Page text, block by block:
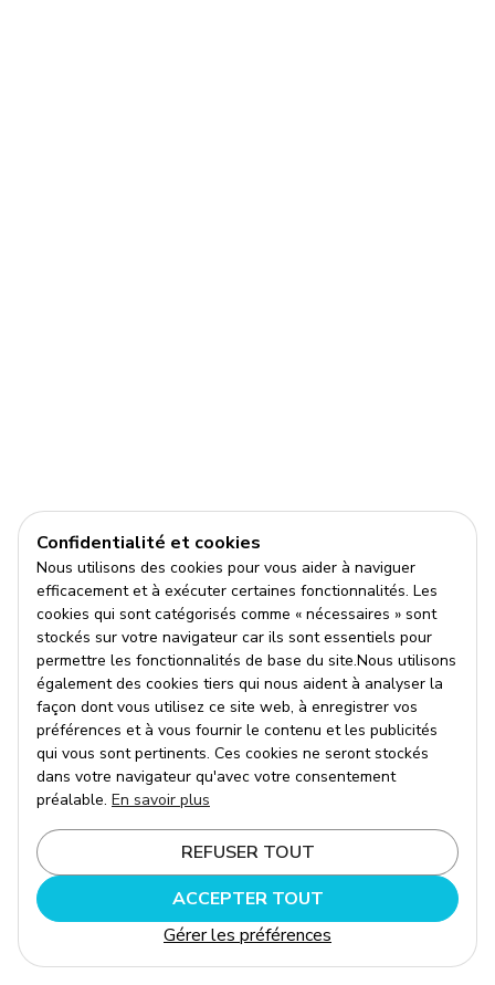
Confidentialité et cookies
Nous utilisons des cookies pour vous aider à naviguer
efficacement et à exécuter certaines fonctionnalités. Les
cookies qui sont catégorisés comme « nécessaires » sont
stockés sur votre navigateur car ils sont essentiels pour
permettre les fonctionnalités de base du site.Nous utilisons
également des cookies tiers qui nous aident à analyser la
façon dont vous utilisez ce site web, à enregistrer vos
préférences et à vous fournir le contenu et les publicités
qui vous sont pertinents. Ces cookies ne seront stockés
dans votre navigateur qu'avec votre consentement
préalable. En savoir plus
REFUSER TOUT
ACCEPTER TOUT
Gérer les préférences